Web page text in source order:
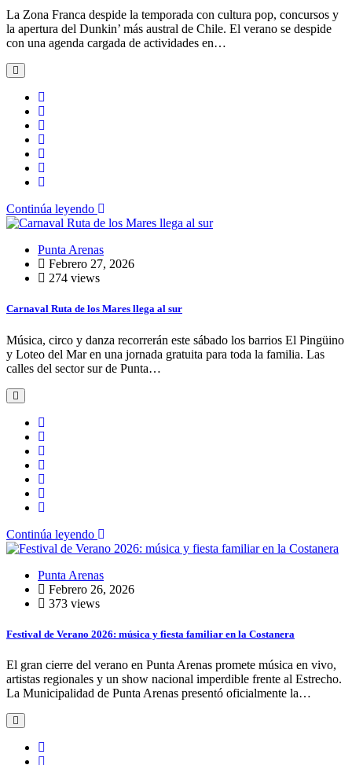
La Zona Franca despide la temporada con cultura pop, concursos y
la apertura del Dunkin’ más austral de Chile. El verano se despide
con una agenda cargada de actividades en…
Continúa leyendo
Punta Arenas
Febrero 27, 2026
274 views
Carnaval Ruta de los Mares llega al sur
Música, circo y danza recorrerán este sábado los barrios El Pingüino
y Loteo del Mar en una jornada gratuita para toda la familia. Las
calles del sector sur de Punta…
Continúa leyendo
Punta Arenas
Febrero 26, 2026
373 views
Festival de Verano 2026: música y fiesta familiar en la Costanera
El gran cierre del verano en Punta Arenas promete música en vivo,
artistas regionales y un show nacional imperdible frente al Estrecho.
La Municipalidad de Punta Arenas presentó oficialmente la…